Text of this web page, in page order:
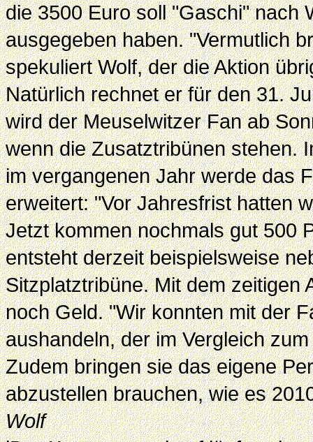
die 3500 Euro soll "Gaschi" nach
ausgegeben haben. "Vermutlich
spekuliert Wolf, der die Aktion
Natürlich rechnet er für den 31.
wird der Meuselwitzer Fan ab
wenn die Zusatztribünen stehen.
im vergangenen Jahr werde das
erweitert: "Vor Jahresfrist hatten
Jetzt kommen nochmals gut 500
entsteht derzeit beispielsweise
Sitzplatztribüne. Mit dem zeitigen
noch Geld. "Wir konnten mit der
aushandeln, der im Vergleich
Zudem bringen sie das eigene
abzustellen brauchen, wie es
Wolf